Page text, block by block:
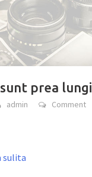
prea lungi
admin Comment